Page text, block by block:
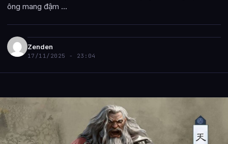
ông mang đậm ...
Zenden
17/11/2025 - 23:04